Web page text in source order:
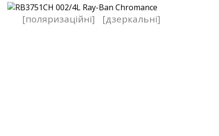
[поляризаційні] [дзеркальні]